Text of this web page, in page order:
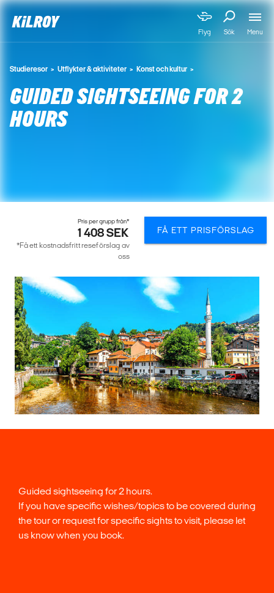
Flyg Sök Menu
Studieresor Utflykter & aktiviteter Konst och kultur
GUIDED SIGHTSEEING FOR 2
HOURS
Guided sightseeing for 2 hours.
If you have specific wishes/topics to be covered during
the tour or request for specific sights to visit, please let
us know when you book.
Pris per grupp från*
1 408 SEK
*Få ett kostnadsfritt reseförslag av
oss
FÅ ETT PRISFÖRSLAG